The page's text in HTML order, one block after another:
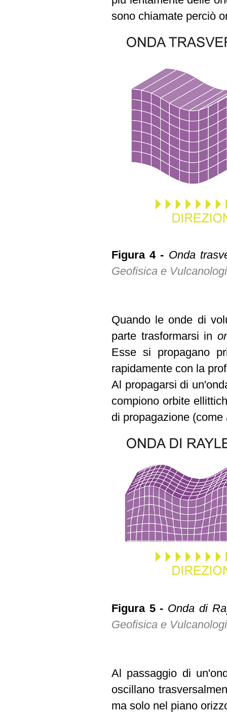
sono chiamate perciò
Figura 4 - Onda
Geofisica e
Quando le onde di
parte trasformarsi in
Esse si propagano
rapidamente con la
Al propagarsi di
compiono orbite
di propagazione
Figura 5 - Onda di
Geofisica e
Al passaggio di
oscillano
ma solo nel piano